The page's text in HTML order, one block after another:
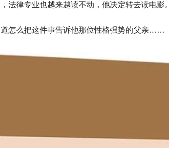
法律专业也越来越读不动，他决定转去读电影。
怎么把这件事告诉他那位性格强势的父亲……